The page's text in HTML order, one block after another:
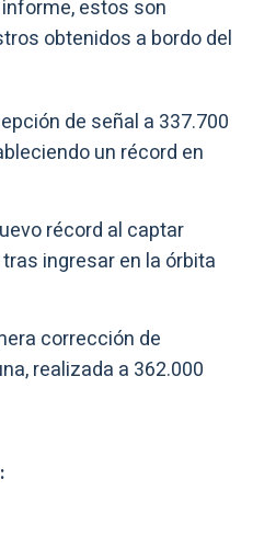
informe, estos son
obtenidos a bordo del
de señal a 337.700
un récord en
récord al captar
ingresar en la órbita
corrección de
realizada a 362.000